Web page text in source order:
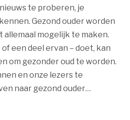
te proberen, je
Gezond ouder worden
allemaal mogelijk te maken.
of een deel ervan – doet, kan
om gezonder oud te worden.
en onze lezers te
naar gezond ouder…